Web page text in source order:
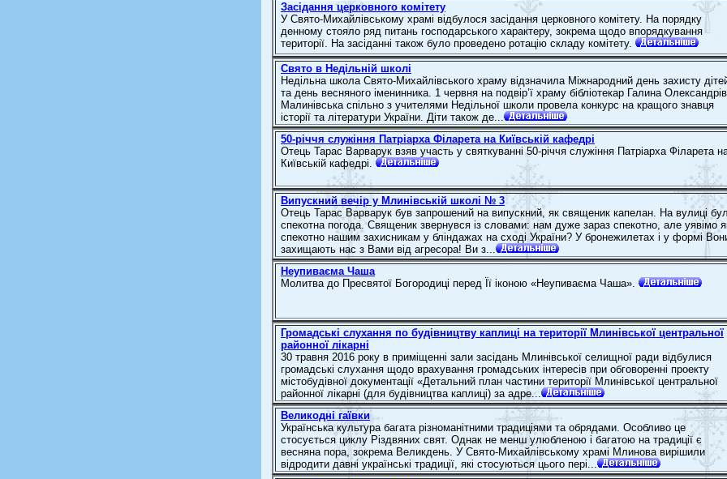
Засідання церковного комітету
У Свято-Михайлівському храмі відбулося засідання церковного комітету. На порядку
денному стояло ряд питань господарського характеру, зокрема щодо впорядкування
території. На засіданні також було проведено ротацію складу комітету.
Свято в Недільній школі
Недільна школа Свято-Михайлівського храму відзначила Міжнародний день захисту
та день весняного іменинника. 1 червня на подвір’ї храму бібліотекар Галина
Малинівська спільно з учителями Недільної школи провела конкурс на кращого знавця
історії та літератури України. Діти також де...
50-річчя служіння Патріарха Філарета на Київській кафедрі
Отець Тарас Варварук взяв участь у святкуванні 50-річчя служіння Патріарха Філарета
Київській кафедрі.
Випускний вечір у Млинівській школі № 3
Отець Тарас Варварук був запрошений на випускний, як священик капелан. На вулиці
спекотна погода. Священик звернувся із словами: нам дуже зараз спекотно, але уявімо
спекотно нашим захисникам у бліндажах на сході України? У бронежилетах і у формі
захищають нас з Вами від агресора! Ви з...
Неупиваєма Чаша
Молитва до Пресвятої Богородиці перед Її іконою «Неупиваєма Чаша».
Громадські слухання по будівництву каплиці на території Млинівської центральної
районної лікарні
30 травня 2016 року в приміщенні зали засідань Млинівської селищної ради відбулися
громадські слухання щодо врахування громадських інтересів при обговоренні проекту
містобудівної документації «Детальний план частини території Млинівської центральної
районної лікарні (для будівництва каплиці) за адре...
Великодні гаївки
Українська культура багата різноманітними традиціями та обрядами. Особливо це
стосується циклу Різдвяних свят. Однак не менш улюбленою і багатою на традиції є
весняна пора, зокрема Великдень. У Свято-Михайлівському храмі Млинова вирішили
відродити давні українські традиції, які стосуються цього пері...